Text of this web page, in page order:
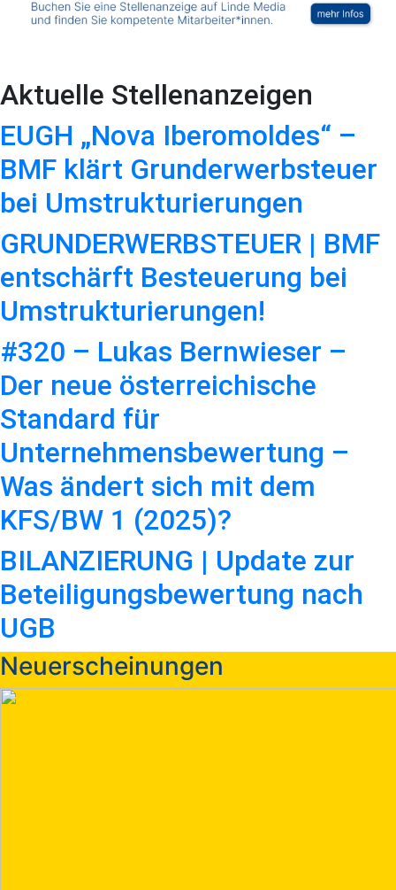
Aktuelle Stellenanzeigen
EUGH „Nova Iberomoldes“ –
BMF klärt Grunderwerbsteuer
bei Umstrukturierungen
GRUNDERWERBSTEUER | BMF
entschärft Besteuerung bei
Umstrukturierungen!
#320 – Lukas Bernwieser –
Der neue österreichische
Standard für
Unternehmensbewertung –
Was ändert sich mit dem
KFS/BW 1 (2025)?
BILANZIERUNG | Update zur
Beteiligungsbewertung nach
UGB
Neuerscheinungen